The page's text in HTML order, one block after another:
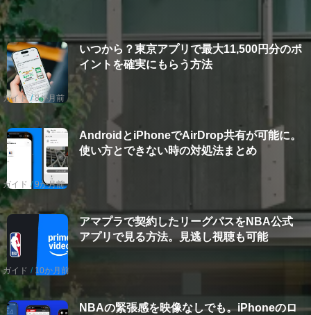
いつから？東京アプリで最大11,500円分のポ
イントを確実にもらう方法
ガイド 8か月前
AndroidとiPhoneでAirDrop共有が可能に。
使い方とできない時の対処法まとめ
ガイド 9か月前
アマプラで契約したリーグパスをNBA公式
アプリで見る方法。見逃し視聴も可能
ガイド 10か月前
NBAの緊張感を映像なしでも。iPhoneのロ